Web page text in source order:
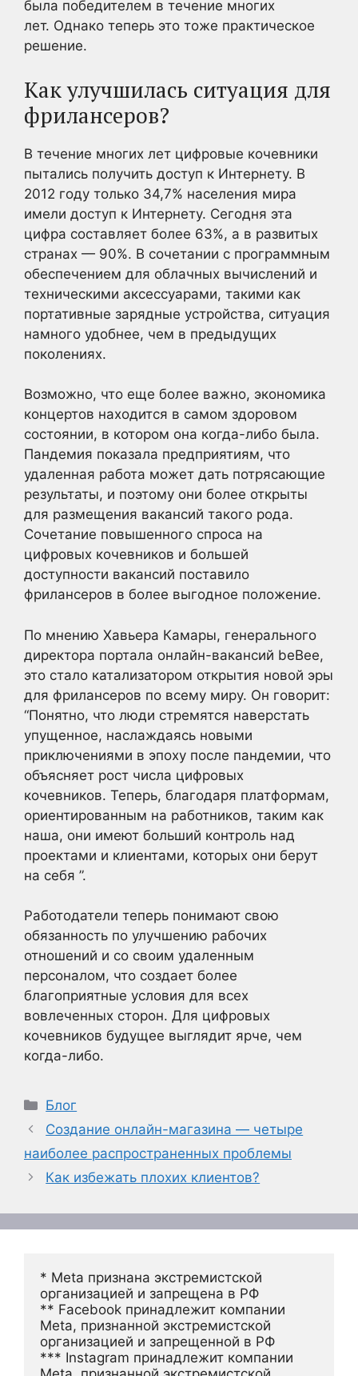
была победителем в течение многих
лет. Однако теперь это тоже практическое
решение.
Как улучшилась ситуация для
фрилансеров?
В течение многих лет цифровые кочевники
пытались получить доступ к Интернету. В
2012 году только 34,7% населения мира
имели доступ к Интернету. Сегодня эта
цифра составляет более 63%, а в развитых
странах — 90%. В сочетании с программным
обеспечением для облачных вычислений и
техническими аксессуарами, такими как
портативные зарядные устройства, ситуация
намного удобнее, чем в предыдущих
поколениях.
Возможно, что еще более важно, экономика
концертов находится в самом здоровом
состоянии, в котором она когда-либо была.
Пандемия показала предприятиям, что
удаленная работа может дать потрясающие
результаты, и поэтому они более открыты
для размещения вакансий такого рода.
Сочетание повышенного спроса на
цифровых кочевников и большей
доступности вакансий поставило
фрилансеров в более выгодное положение.
По мнению Хавьера Камары, генерального
директора портала онлайн-вакансий beBee,
это стало катализатором открытия новой эры
для фрилансеров по всему миру. Он говорит:
“Понятно, что люди стремятся наверстать
упущенное, наслаждаясь новыми
приключениями в эпоху после пандемии, что
объясняет рост числа цифровых
кочевников. Теперь, благодаря платформам,
ориентированным на работников, таким как
наша, они имеют больший контроль над
проектами и клиентами, которых они берут
на себя ”.
Работодатели теперь понимают свою
обязанность по улучшению рабочих
отношений и со своим удаленным
персоналом, что создает более
благоприятные условия для всех
вовлеченных сторон. Для цифровых
кочевников будущее выглядит ярче, чем
когда-либо.
Рубрики
Блог
Создание онлайн-магазина — четыре
наиболее распространенных проблемы
Как избежать плохих клиентов?
* Meta признана экстремистской
организацией и запрещена в РФ
** Facebook принадлежит компании
Meta, признанной экстремистской
организацией и запрещенной в РФ
*** Instagram принадлежит компании